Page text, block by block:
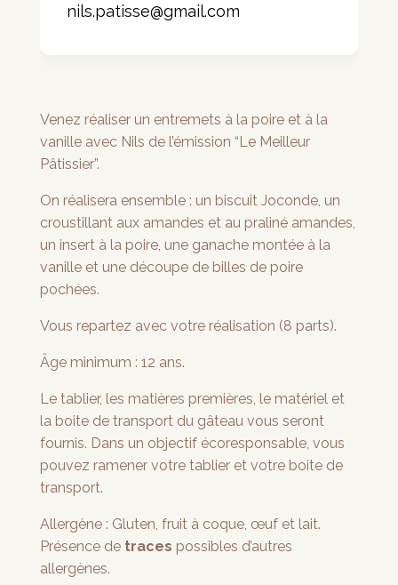
nils.patisse@gmail.com
Venez réaliser un entremets à la poire et à la
vanille avec Nils de l’émission “Le Meilleur
Pâtissier”.
On réalisera ensemble : un biscuit Joconde, un
croustillant aux amandes et au praliné amandes,
un insert à la poire, une ganache montée à la
vanille et une découpe de billes de poire
pochées.
Vous repartez avec votre réalisation (8 parts).
Âge minimum : 12 ans.
Le tablier, les matières premières, le matériel et
la boite de transport du gâteau vous seront
fournis. Dans un objectif écoresponsable, vous
pouvez ramener votre tablier et votre boite de
transport.
Allergène : Gluten, fruit à coque, œuf et lait.
Présence de traces possibles d’autres
allergènes.